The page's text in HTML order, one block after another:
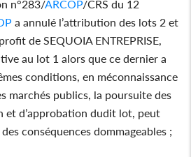
n°283/ARCOP/CRS du 12
a annulé l’attribution des lots 2 et
de SEQUOIA ENTREPRISE,
au lot 1 alors que ce dernier a
conditions, en méconnaissance
marchés publics, la poursuite des
et d’approbation dudit lot, peut
conséquences dommageables ;